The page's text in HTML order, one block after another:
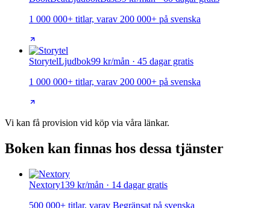
1 000 000+ titlar, varav 200 000+ på svenska
StorytelLjudbok99 kr/mån · 45 dagar gratis
1 000 000+ titlar, varav 200 000+ på svenska
Vi kan få provision vid köp via våra länkar.
Boken kan finnas hos dessa tjänster
Nextory139 kr/mån · 14 dagar gratis
500 000+ titlar, varav Begränsat på svenska